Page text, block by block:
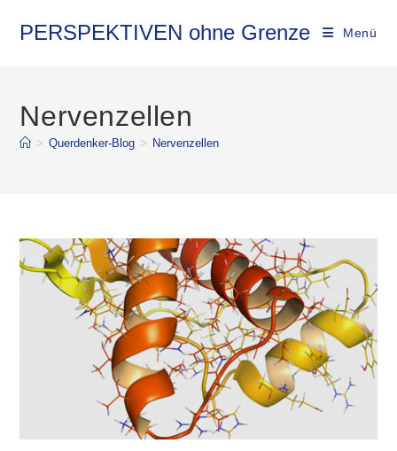
InhaltPERSPEKTIVEN ohne Grenze Menü
Nervenzellen
> Querdenker-Blog > Nervenzellen